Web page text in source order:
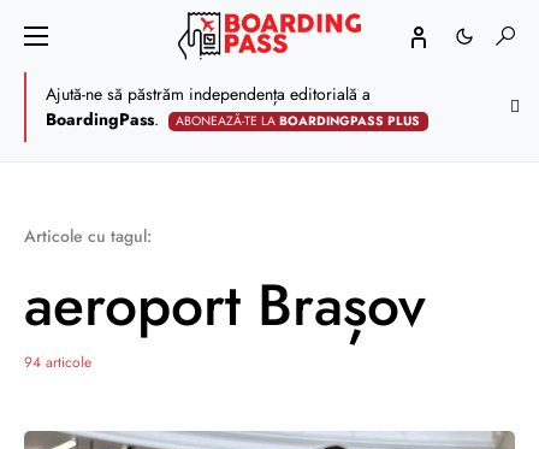
Ajută-ne să păstrăm independența editorială a
BoardingPass. ABONEAZĂ-TE LABOARDINGPASS PLUS
Articole cu tagul:
aeroport Brașov
94 articole